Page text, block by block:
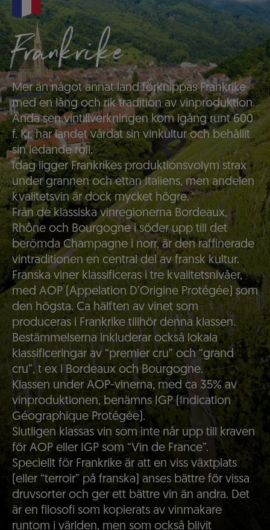
Frankrike
Mer än något annat land förknippas Frankrike
med en lång och rik tradition av vinproduktion.
Ända sen vintillverkningen kom igång runt 600
f. Kr. har landet vårdat sin vinkultur och behållit
sin ledande roll.
Idag ligger Frankrikes produktionsvolym strax
under grannen och ettan Italiens, men andelen
kvalitetsvin är dock mycket högre.
Från de klassiska vinregionerna Bordeaux,
Rhône och Bourgogne i söder upp till det
berömda Champagne i norr, är den raffinerade
vintraditionen en central del av fransk kultur.
Franska viner klassificeras i tre kvalitetsnivåer,
med AOP (Appelation D’Origine Protégée) som
den högsta. Ca hälften av vinet som
produceras i Frankrike tillhör denna klassen.
Bestämmelserna inkluderar också lokala
klassificeringar av “premier cru” och “grand
cru”, t ex i Bordeaux och Bourgogne.
Klassen under AOP-vinerna, med ca 35% av
vinproduktionen, benämns IGP (Indication
Géographique Protégée).
Slutligen klassas vin som inte når upp till kraven
för AOP eller IGP som “Vin de France”.
Speciellt för Frankrike är att en viss växtplats
(eller “terroir” på franska) anses bättre för vissa
druvsorter och ger ett bättre vin än andra. Det
är en filosofi som kopierats av vinmakare
runtom i världen, men som också blivit